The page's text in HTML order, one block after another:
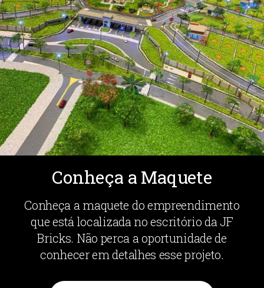
Conheça a Maquete
Conheça a maquete do empreendimento
que está localizada no escritório da JF
Bricks. Não perca a oportunidade de
conhecer em detalhes esse projeto.